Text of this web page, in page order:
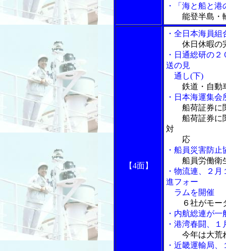
・「海と船と
能登半島
【4面】
・全日本海員
休日休暇の
・日通総研の
送の見
通し(下)
鉄道・自動
・日本海運集
船荷証券に
船荷証券に関
対
応
・船員災害防
船員労働衛
・物流連、２
進フォー
ラムを開催
６社がモ
・内航総連が
・港湾春闘、
今年は大荒
・近畿運輸局